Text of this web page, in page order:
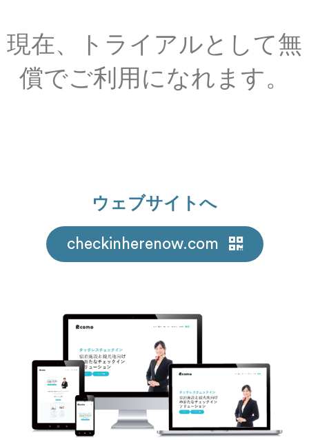
現在、トライアルとして無
償でご利用になれます。
ウェブサイトへ
checkinherenow.com